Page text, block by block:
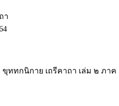
า
ททกนิกาย เถรีคาถา เล่ม ๒ ภาค